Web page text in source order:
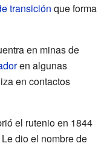
transición que forma
en minas de
en algunas
en contactos
el rutenio en 1844
Le dio el nombre de